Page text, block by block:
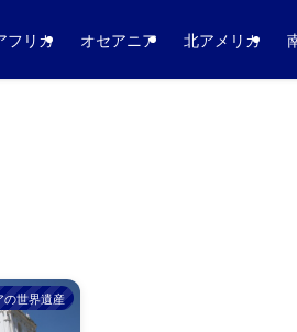
フリカ オセアニア 北アメリカ
の世界遺産